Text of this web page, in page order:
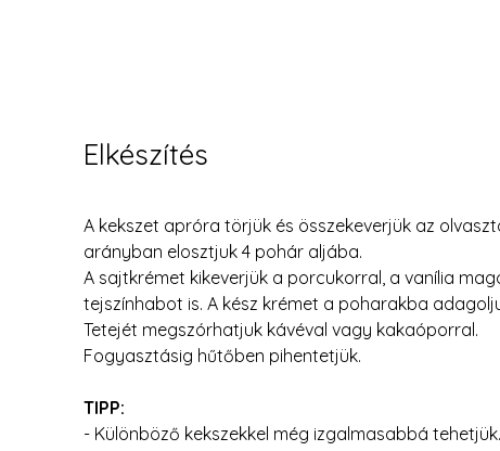
Elkészítés
A kekszet apróra törjük és összekeverjük az
arányban elosztjuk 4 pohár aljába.
A sajtkrémet kikeverjük a porcukorral, a vanília
tejszínhabot is. A kész krémet a poharakba
Tetejét megszórhatjuk kávéval vagy kakaóporral.
Fogyasztásig hűtőben pihentetjük.
TIPP:
- Különböző kekszekkel még izgalmasabbá